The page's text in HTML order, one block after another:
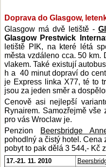
Doprava do Glasgow,
Glasgow má dvě letiště -
Glasgow Prestwick
letiště PIK, na které létá
města vzdáleno cca. 50 km.
vlakem. Také existují
h a 40 minut dopraví do
je Express linka X77, té to
jsou za jeden směr a
Cenově asi nejlepší
Rynairem. Samozřejmě
pro vás Wroclaw je.
Penzion
Beersbridge
pohodlný a čistý hotel. Cena
pobyt to pak dělá 3 544,- Kč
17.-21. 11. 2010